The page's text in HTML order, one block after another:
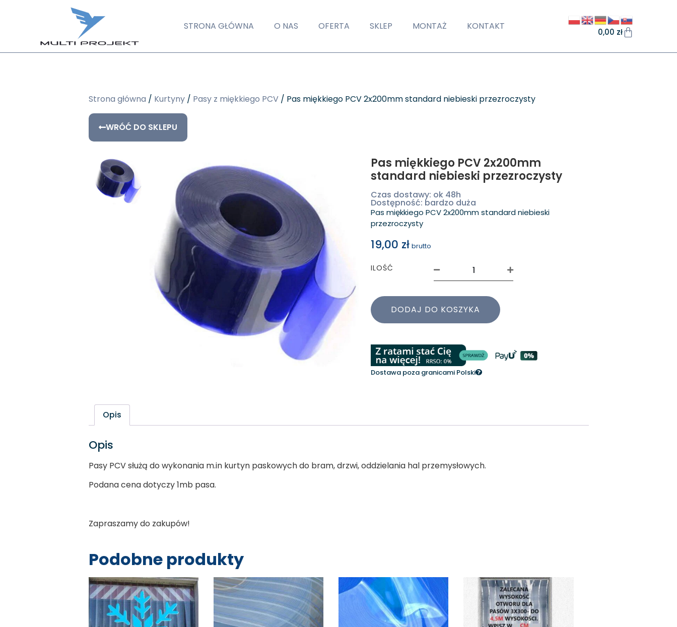
STRONA GŁÓWNA O NAS OFERTA SKLEP MONTAŻ KONTAKT
0,00 zł
Strona główna / Kurtyny/ Pasy z miękkiego PCV/ Pas miękkiego PCV 2x200mm standard niebieski przezroczysty
WRÓĆ DO SKLEPU
Pas miękkiego PCV 2x200mm
standard niebieski przezroczysty
Czas dostawy: ok 48h
Dostępność: bardzo duża
Pas miękkiego PCV 2x200mm standard niebieski
przezroczysty
19,00 zł brutto
ILOŚĆ
DODAJ DO KOSZYKA
Dostawa poza granicami Polski
Opis
Opis
Pasy PCV służą do wykonania m.in kurtyn paskowych do bram, drzwi, oddzielania hal przemysłowych.
Podana cena dotyczy 1mb pasa.
Zapraszamy do zakupów!
Podobne produkty